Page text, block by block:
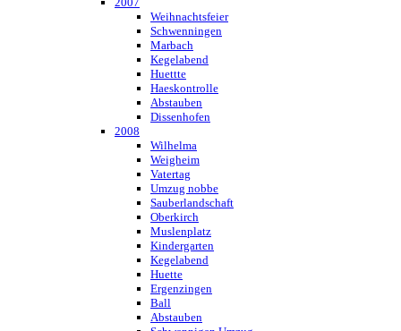
Weihnachtsfeier
Schwenningen
Marbach
Kegelabend
Huettte
Haeskontrolle
Abstauben
Dissenhofen
2008
Wilhelma
Weigheim
Vatertag
Umzug nobbe
Sauberlandschaft
Oberkirch
Muslenplatz
Kindergarten
Kegelabend
Huette
Ergenzingen
Ball
Abstauben